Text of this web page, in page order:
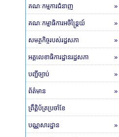
គណៈកម្មការជំនាញ »
គណៈកម្មាធិការអចិន្ត្រៃយ៍ »
សមត្ថកិច្ចរបស់រដ្ឋសភា »
អគ្គលេខាធិការដ្ឋានរដ្ឋសភា »
បញ្ជីច្បាប់ »
ព័ត៌មាន »
ព្រឹត្តិប័ត្រប្រចាំខែ
បណ្ណសារដ្ឋាន »